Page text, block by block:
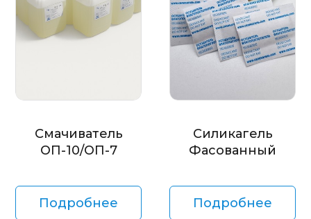
Смачиватель
ОП-10/ОП-7
Подробнее
Силикагель
Фасованный
Подробнее